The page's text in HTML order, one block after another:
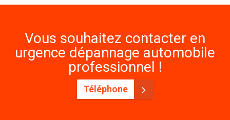
Vous souhaitez contacter en
urgence dépannage automobile
professionnel !
Téléphone